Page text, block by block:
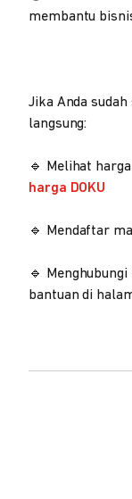
membantu
Jika Anda sudah
langsung:
🔹 Melihat
harga DOKU
🔹 Mendaftar
🔹
bantuan di